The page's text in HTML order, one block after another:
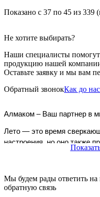
Показано с 37 по 45 из 339
Не хотите выбирать?
Наши специалисты
продукцию нашей
Оставьте заявку и мы вам
Обратный звонокКак до
Алмаком – Ваш партнер в
Лето — это время
настроения, но оно также
непереносимую духоту. В
понимания, насколько
борьбе с летним зноем.
Мы будем рады ответить
обратную связь